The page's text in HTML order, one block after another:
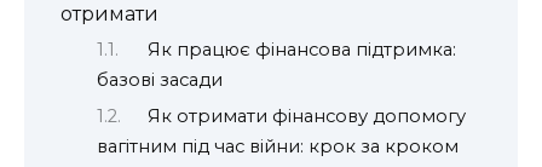
отримати
Як працює фінансова підтримка:
базові засади
Як отримати фінансову допомогу
вагітним під час війни: крок за кроком